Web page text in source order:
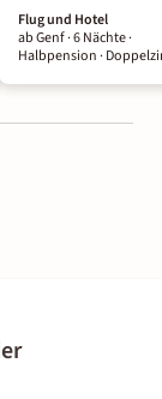
Flug und Hotel
ab Genf ·6 Nächte·
Halbpension·